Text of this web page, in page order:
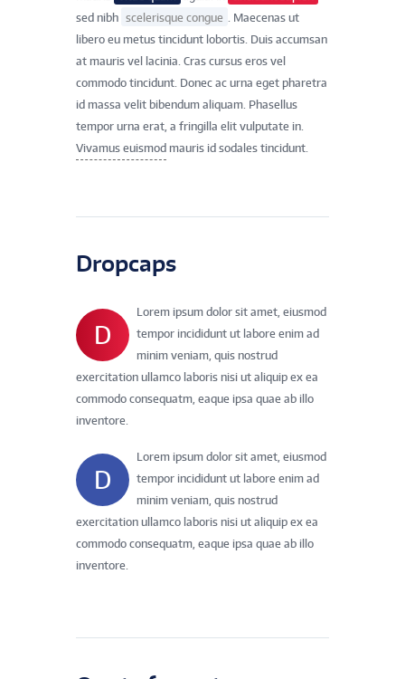
sed nibh scelerisque congue . Maecenas ut
libero eu metus tincidunt lobortis. Duis accumsan
at mauris vel lacinia. Cras cursus eros vel
commodo tincidunt. Donec ac urna eget pharetra
id massa velit bibendum aliquam. Phasellus
tempor urna erat, a fringilla elit vulputate in.
Vivamus euismod mauris id sodales tincidunt.
Dropcaps
D
Lorem ipsum dolor sit amet, eiusmod
tempor incididunt ut labore enim ad
minim veniam, quis nostrud
exercitation ullamco laboris nisi ut aliquip ex ea
commodo consequatm, eaque ipsa quae ab illo
inventore.
D
Lorem ipsum dolor sit amet, eiusmod
tempor incididunt ut labore enim ad
minim veniam, quis nostrud
exercitation ullamco laboris nisi ut aliquip ex ea
commodo consequatm, eaque ipsa quae ab illo
inventore.